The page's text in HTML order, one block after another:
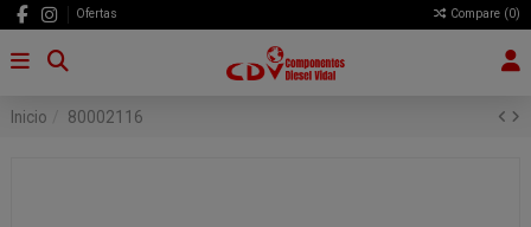
Ofertas Compare (0)
Inicio 80002116